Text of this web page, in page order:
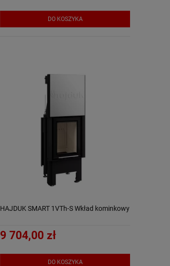
DO KOSZYKA
HAJDUK SMART 1VTh-S Wkład kominkowy
9 704,00 zł
DO KOSZYKA